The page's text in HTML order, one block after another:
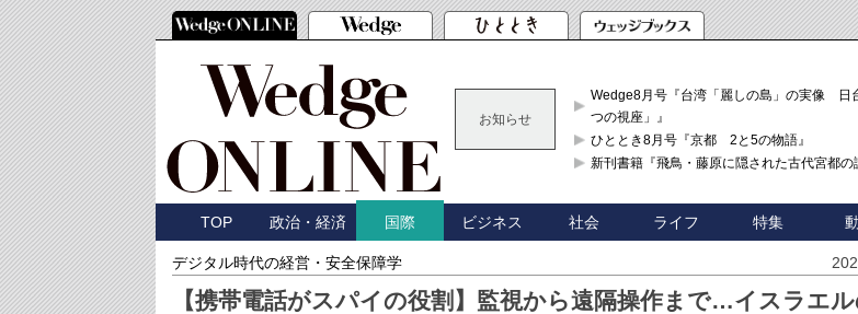
お知らせ
Wedge8月号『台湾「麗しの島」の実像 日
つの視座」』
ひととき8月号『京都 2と5の物語』
新刊書籍『飛鳥・藤原に隠された古代宮都の
TOP 政治・経済 国際 ビジネス 社会 ライフ 特集
デジタル時代の経営・安全保障学
【携帯電話がスパイの役割】監視から遠隔操作まで…イスラエ